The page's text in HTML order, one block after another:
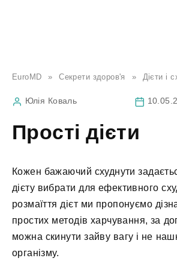
EuroMD » Секрети здоров'я » Дієти і
Юлія Коваль
Прості дієти
Кожен бажаючий схуднути
дієту вибрати для ефективного
розмаїття дієт ми пропонуємо
простих методів харчування, за
можна скинути зайву вагу і не
організму.